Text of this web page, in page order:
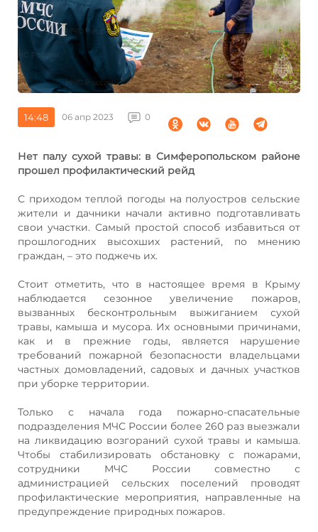
14:48 06 апр 2023 0
Нет палу сухой травы: в Симферопольском районе
прошел профилактический рейд
С приходом теплой погоды на полуостров сельские
жители и дачники начали активно подготавливать
свои участки. Самый простой способ избавиться от
прошлогодних высохших растений, по мнению
граждан, – это поджечь их.
Стоит отметить, что в настоящее время в Крыму
наблюдается сезонное увеличение пожаров,
вызванных бесконтрольным выжиганием сухой
травы, камыша и мусора. Их основными причинами,
как и в прежние годы, является нарушение
требований пожарной безопасности владельцами
частных домовладений, садовых и дачных участков
при уборке территории.
Только с начала года пожарно-спасательные
подразделения МЧС России более 260 раз выезжали
на ликвидацию возгораний сухой травы и камыша.
Чтобы стабилизировать обстановку с пожарами,
сотрудники МЧС России совместно с
администрацией сельских поселений проводят
профилактические мероприятия, направленные на
предупреждение природных пожаров.